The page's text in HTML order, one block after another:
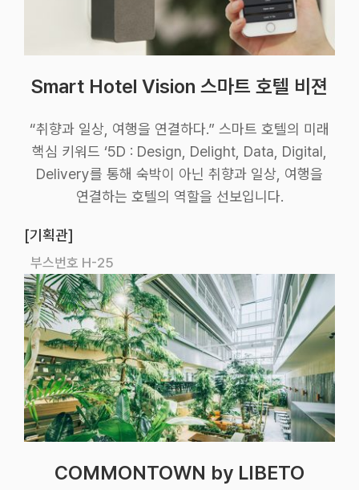
Smart Hotel Vision 스마트 호텔 비젼
“취향과 일상, 여행을 연결하다.” 스마트 호텔의 미래
핵심 키워드 ‘5D : Design, Delight, Data, Digital,
Delivery를 통해 숙박이 아닌 취향과 일상, 여행을
연결하는 호텔의 역할을 선보입니다.
[기획관]
부스번호 H-25
COMMONTOWN by LIBETO